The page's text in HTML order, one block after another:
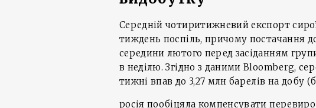
Середній чотиритижневий експорт
тиждень поспіль, причому постачання
середини лютого перед засіданням
в неділю. Згідно з даними Bloomberg,
тижні впав до 3,27 млн барелів на добу
росія пообіцяла компенсувати